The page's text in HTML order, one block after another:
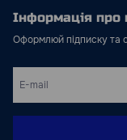
Інформація про
Оформлюй підписку та